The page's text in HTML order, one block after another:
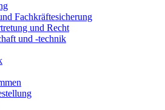
Fachkräftesicherung
und Recht
und -technik